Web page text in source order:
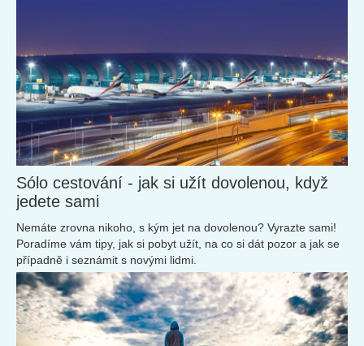
Sólo cestování - jak si užít dovolenou, když
jedete sami
Nemáte zrovna nikoho, s kým jet na dovolenou? Vyrazte sami!
Poradíme vám tipy, jak si pobyt užít, na co si dát pozor a jak se
případně i seznámit s novými lidmi.